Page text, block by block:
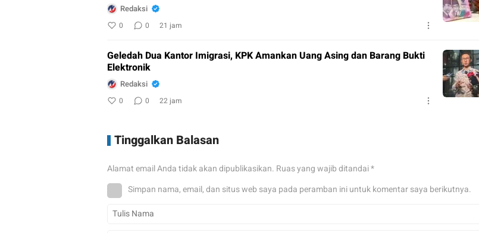
Redaksi
0 0 21 jam
Geledah Dua Kantor Imigrasi, KPK Amankan Uang Asing dan Barang Bukti
Elektronik
Redaksi
0 0 22 jam
Tinggalkan Balasan
Alamat email Anda tidak akan dipublikasikan. Ruas yang wajib ditandai*
Simpan nama, email, dan situs web saya pada peramban ini untuk komentar saya berikutnya.